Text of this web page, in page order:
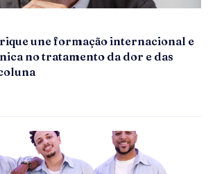
une formação internacional e
no tratamento da dor e das